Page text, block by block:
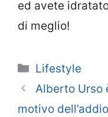
ed avete
di meglio!
Categorie
Lifestyle
Alberto Urso
motivo dell’addio